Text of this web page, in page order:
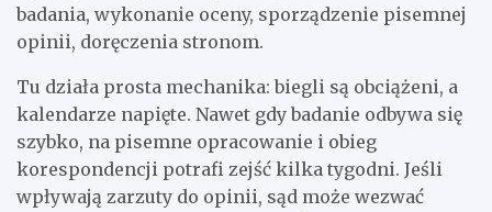
badania, wykonanie oceny, sporządzenie pisemnej
opinii, doręczenia stronom.
Tu działa prosta mechanika: biegli są obciążeni, a
kalendarze napięte. Nawet gdy badanie odbywa się
szybko, na pisemne opracowanie i obieg
korespondencji potrafi zejść kilka tygodni. Jeśli
wpływają zarzuty do opinii, sąd może wezwać